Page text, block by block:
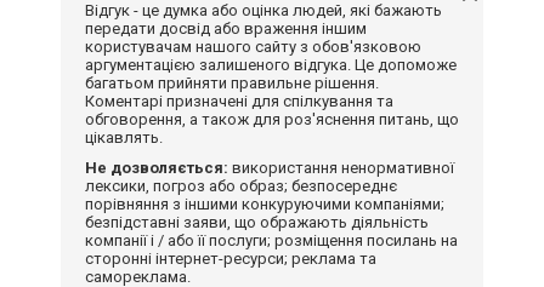
Відгук - це думка або оцінка людей, які бажають
передати досвід або враження іншим
користувачам нашого сайту з обов'язковою
аргументацією залишеного відгука. Це допоможе
багатьом прийняти правильне рішення.
Коментарі призначені для спілкування та
обговорення, а також для роз'яснення питань, що
цікавлять.
Не дозволяється: використання ненормативної
лексики, погроз або образ; безпосереднє
порівняння з іншими конкуруючими компаніями;
безпідставні заяви, що ображають діяльність
компанії і / або її послуги; розміщення посилань на
сторонні інтернет-ресурси; реклама та
самореклама.